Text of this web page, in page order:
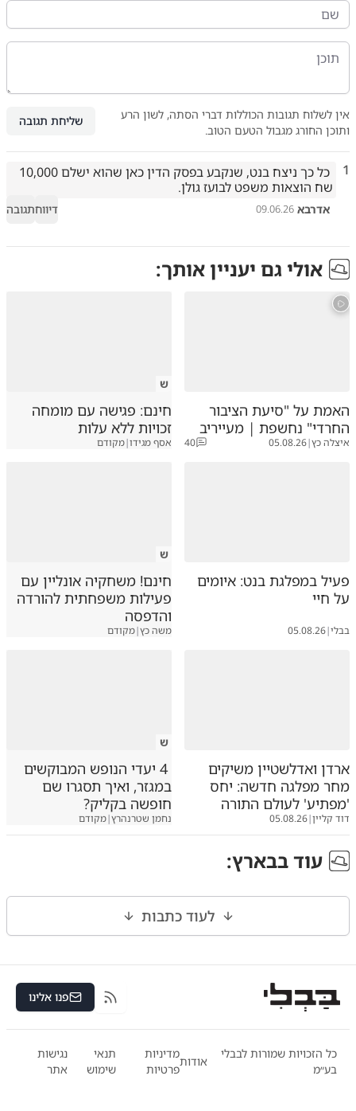
אין לשלוח תגובות הכוללות דברי הסתה, לשון הרע
ותוכן החורג מגבול הטעם הטוב.
שליחת תגובה
1
שח הוצאות משפט לבועז גולן.
אדרבא 09.06.26 דיווחתגובה
אולי גם יעניין אותך:
האמת על "סיעת הציבור
החרדי" נחשפת | מעייריב
איצלה כץ|
05.08.26
40
ש
חינם: פגישה עם מומחה
זכויות ללא עלות
אסף מגידו|מקודם
פעיל במפלגת בנט: איומים
על חיי
בבלי|
05.08.26
ש
חינם! משחקיה אונליין עם
פעילות משפחתית להורדה
והדפסה
משה כץ|מקודם
ארדן ואדלשטיין משיקים
מחר מפלגה חדשה: יחס
'מפתיע' לעולם התורה
דוד קליין|
05.08.26
ש
4 יעדי הנופש המבוקשים
במגזר, ואיך תסגרו שם
חופשה בקליק?
נחמן שטרנהרץ|מקודם
עוד בבארץ:
לעוד כתבות
RSS פנו אלינו
כל הזכויות שמורות לבבלי
בע״מ
אודות
מדיניות
פרטיות
תנאי
שימוש
נגישות
אתר